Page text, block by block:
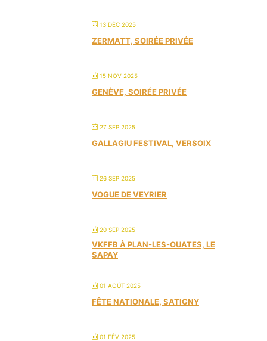
13 DÉC 2025
ZERMATT, SOIRÉE PRIVÉE
15 NOV 2025
GENÈVE, SOIRÉE PRIVÉE
27 SEP 2025
GALLAGIU FESTIVAL, VERSOIX
26 SEP 2025
VOGUE DE VEYRIER
20 SEP 2025
VKFFB À PLAN-LES-OUATES, LE
SAPAY
01 AOÛT 2025
FÊTE NATIONALE, SATIGNY
01 FÉV 2025